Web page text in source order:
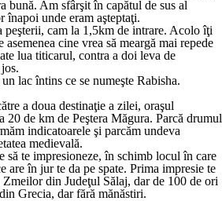
bună. Am sfârşit în capătul de sus al
înapoi unde eram aşteptaţi.
peşterii, cam la 1,5km de intrare. Acolo îţi
cine vrea să meargă mai repede
lua titicarul, contra a doi leva de
lac întins ce se numeşte Rabisha.
a doua destinaţie a zilei, oraşul
20 de km de Peştera Măgura. Parcă drumul
indicatoarele şi parcăm undeva
medievală.
să te impresioneze, în schimb locul în care
are în jur te da pe spate. Prima impresie te
din Judeţul Sălaj, dar de 100 de ori
Grecia, dar fără mănăstiri.